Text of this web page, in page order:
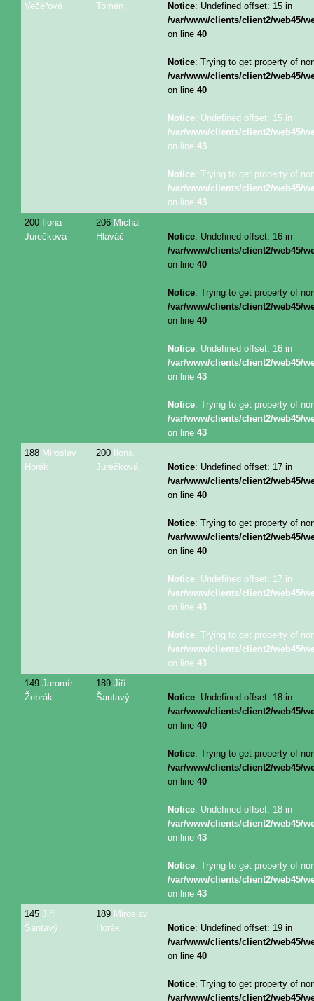
Večeřová
Toman
Notice: Undefined offset: 15 in
/var/www/clients/client2/web45/
on line 40
Notice: Trying to get property of
/var/www/clients/client2/web45/
on line 40
Notice: Undefined offset: 15 in
/var/www/clients/client2/web45/
on line 43
Notice: Trying to get property of
/var/www/clients/client2/web45/
on line 43
200
Ilona
Jurečková
206 Michal
Hlaváč
Notice: Undefined offset: 16 in
/var/www/clients/client2/web45/
on line 40
Notice: Trying to get property of
/var/www/clients/client2/web45/
on line 40
Notice: Undefined offset: 16 in
/var/www/clients/client2/web45/
on line 43
Notice: Trying to get property of
/var/www/clients/client2/web45/
on line 43
188 Miroslav
Horák
200
Ilona
Jurečková
Notice: Undefined offset: 17 in
/var/www/clients/client2/web45/
on line 40
Notice: Trying to get property of
/var/www/clients/client2/web45/
on line 40
Notice: Undefined offset: 17 in
/var/www/clients/client2/web45/
on line 43
Notice: Trying to get property of
/var/www/clients/client2/web45/
on line 43
149 Jaromír
Žebrák
189 Jiří
Šantavý
Notice: Undefined offset: 18 in
/var/www/clients/client2/web45/
on line 40
Notice: Trying to get property of
/var/www/clients/client2/web45/
on line 40
Notice: Undefined offset: 18 in
/var/www/clients/client2/web45/
on line 43
Notice: Trying to get property of
/var/www/clients/client2/web45/
on line 43
145 Jiří
Šantavý
189 Miroslav
Horák
Notice: Undefined offset: 19 in
/var/www/clients/client2/web45/
on line 40
Notice: Trying to get property of
/var/www/clients/client2/web45/